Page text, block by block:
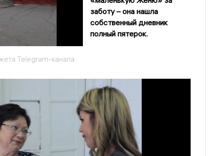
Telegram-канала
заботу – она нашла
собственный дневник
полный пятерок.